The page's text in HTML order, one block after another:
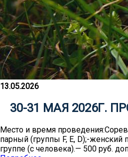
13.05.2026
30-31 МАЯ 2026Г.
Место и время
парный (группы F, Е, D);-женский
группе (с человека).— 500 руб.